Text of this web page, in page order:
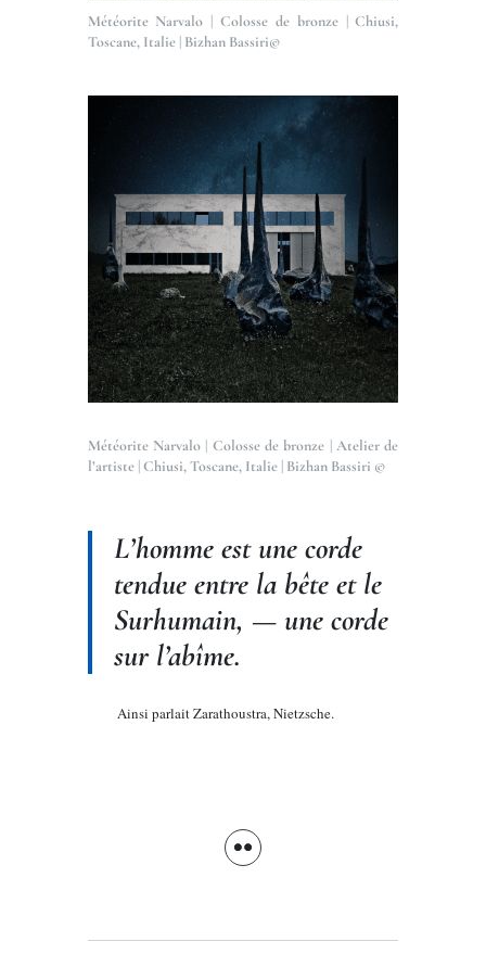
Météorite Narvalo | Colosse de bronze | Chiusi,
Toscane, Italie | Bizhan Bassiri©
Météorite Narvalo | Colosse de bronze | Atelier de
l’artiste | Chiusi, Toscane, Italie | Bizhan Bassiri ©
L’homme est une corde
tendue entre la bête et le
Surhumain, — une corde
sur l’abîme.
Ainsi parlait Zarathoustra, Nietzsche.